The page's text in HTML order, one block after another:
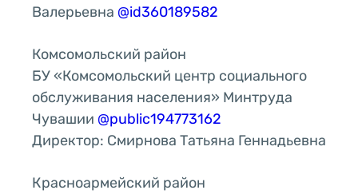
Валерьевна @id360189582
Комсомольский район
БУ «Комсомольский центр социального
обслуживания населения» Минтруда
Чувашии @public194773162
Директор: Смирнова Татьяна Геннадьевна
Красноармейский район